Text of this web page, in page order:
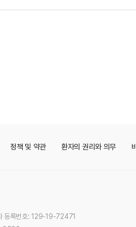
정책 및 약관 환자의 권리와 의무
등록번호: 129-19-72471